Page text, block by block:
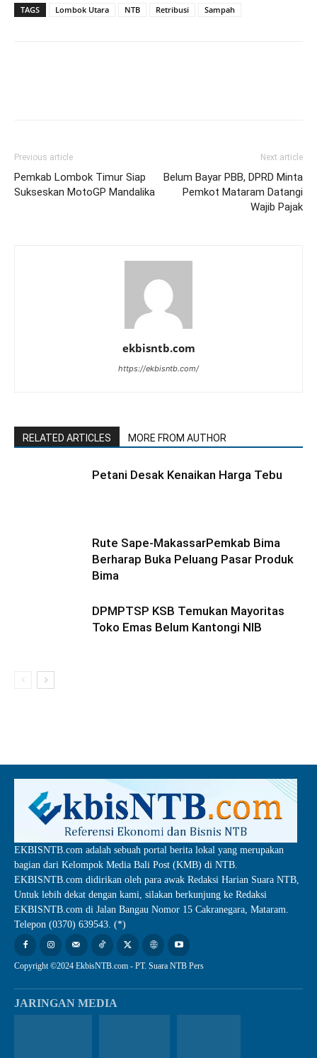
TAGS Lombok Utara NTB Retribusi Sampah
Previous article
Pemkab Lombok Timur Siap
Sukseskan MotoGP Mandalika
Next article
Belum Bayar PBB, DPRD Minta
Pemkot Mataram Datangi
Wajib Pajak
ekbisntb.com
https://ekbisntb.com/
RELATED ARTICLES MORE FROM AUTHOR
Petani Desak Kenaikan Harga Tebu
Rute Sape-MakassarPemkab Bima
Berharap Buka Peluang Pasar Produk
Bima
DPMPTSP KSB Temukan Mayoritas
Toko Emas Belum Kantongi NIB
EKBISNTB.com adalah sebuah portal berita lokal yang merupakan
bagian dari Kelompok Media Bali Post (KMB) di NTB.
EKBISNTB.com didirikan oleh para awak Redaksi Harian Suara NTB,
Untuk lebih dekat dengan kami, silakan berkunjung ke Redaksi
EKBISNTB.com di Jalan Bangau Nomor 15 Cakranegara, Mataram.
Telepon (0370) 639543. (*)
Copyright ©2024 EkbisNTB.com - PT. Suara NTB Pers
JARINGAN MEDIA